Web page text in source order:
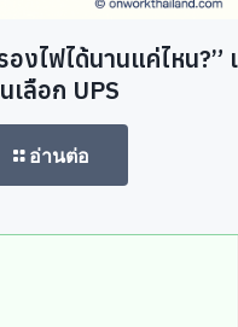
องไฟได้นานแค่ไหน?”
เลือก UPS
อ่านต่อ